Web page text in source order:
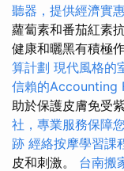
聽器，提供經濟實
蘿蔔素和番茄紅素
健康和曬黑有積極
算計劃 現代風格的
信賴的Accounting
助於保護皮膚免受
社，專業服務保障
跡 經絡按摩學習課
皮和刺激。 台南搬